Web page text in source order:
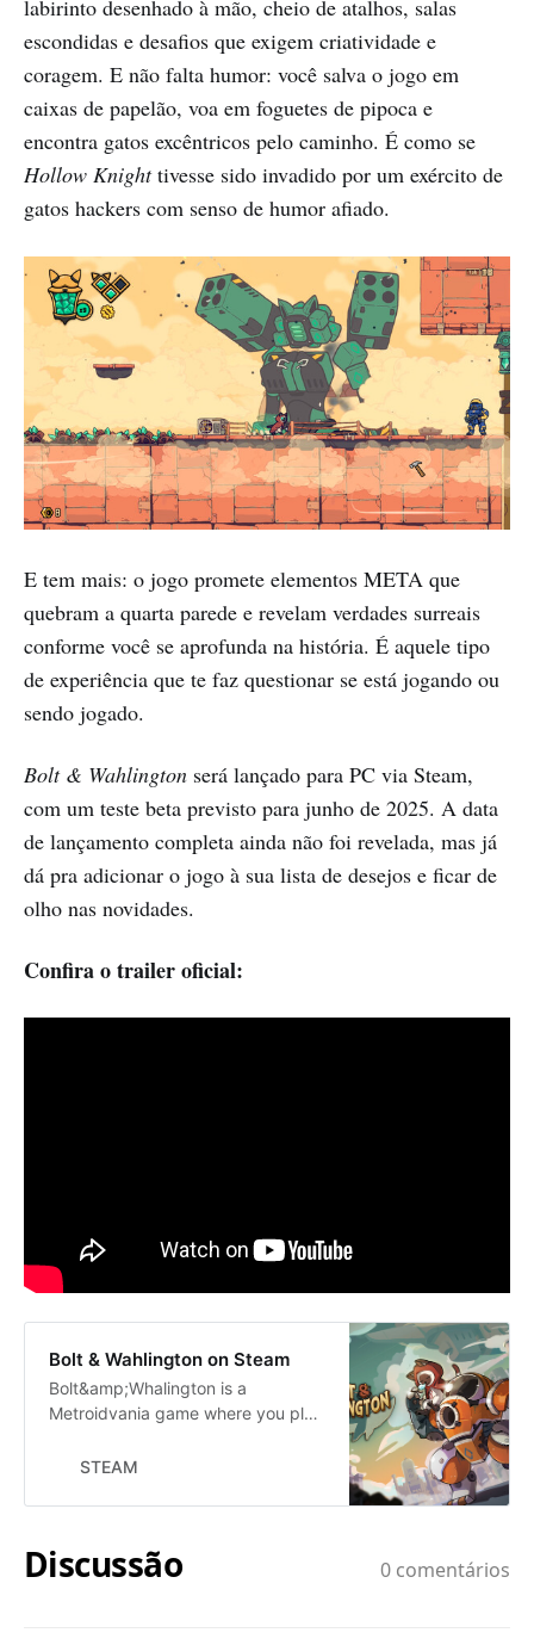
labirinto desenhado à mão, cheio de atalhos, salas
escondidas e desafios que exigem criatividade e
coragem. E não falta humor: você salva o jogo em
caixas de papelão, voa em foguetes de pipoca e
encontra gatos excêntricos pelo caminho. É como se
Hollow Knighttivesse sido invadido por um exército de
gatos hackers com senso de humor afiado.
E tem mais: o jogo promete elementos META que
quebram a quarta parede e revelam verdades surreais
conforme você se aprofunda na história. É aquele tipo
de experiência que te faz questionar se está jogando ou
sendo jogado.
Bolt & Wahlington será lançado para PC via Steam,
com um teste beta previsto para junho de 2025. A data
de lançamento completa ainda não foi revelada, mas já
dá pra adicionar o jogo à sua lista de desejos e ficar de
olho nas novidades.
Confira o trailer oficial:
Bolt & Wahlington on Steam
Bolt&amp;Whalington is a
Metroidvania game where you play
the floating ruins of Whalington.
rules with the &quot;Setting
forms to craft weapons, battle
STEAM